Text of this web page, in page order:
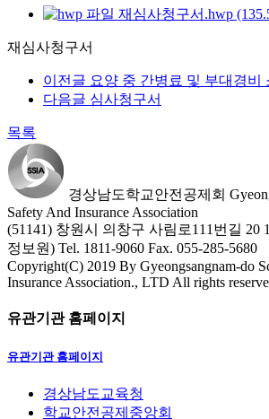
재심사청구서.hwp
재심사청구서
이전글 요양 중 간병료 및 부대경비
다음글 심사청구서
목록
경상남도학교안전공제회
Safety And Insurance Association
(51141) 창원시 의창구 사림로111번길 20
정보원) Tel. 1811-9060 Fax. 055-285-5680
Copyright(C) 2019 By Gyeongsangnam-do
Insurance Association., LTD All rights
유관기관 홈페이지
유관기관 홈페이지
경상남도교육청
학교안전공제중앙회